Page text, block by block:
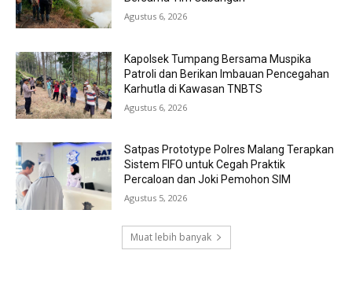
Agustus 6, 2026
Kapolsek Tumpang Bersama Muspika
Patroli dan Berikan Imbauan Pencegahan
Karhutla di Kawasan TNBTS
Agustus 6, 2026
Satpas Prototype Polres Malang Terapkan
Sistem FIFO untuk Cegah Praktik
Percaloan dan Joki Pemohon SIM
Agustus 5, 2026
Muat lebih banyak